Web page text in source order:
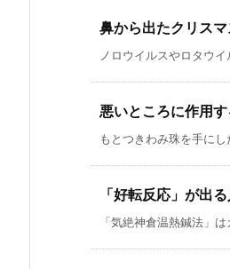
鼻から出たクリス
ノロウイルスやロタウ
悪いところに作用
もとつきわみ珠を手に
「好転反応」が出
「気絶神倉温熱鍼法」